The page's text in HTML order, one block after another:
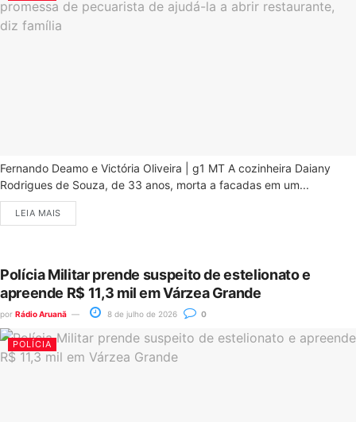
Fernando Deamo e Victória Oliveira | g1 MT A cozinheira Daiany
Rodrigues de Souza, de 33 anos, morta a facadas em um...
LEIA MAIS
Polícia Militar prende suspeito de estelionato e
apreende R$ 11,3 mil em Várzea Grande
por Rádio Aruanã 8 de julho de 2026 0
POLÍCIA